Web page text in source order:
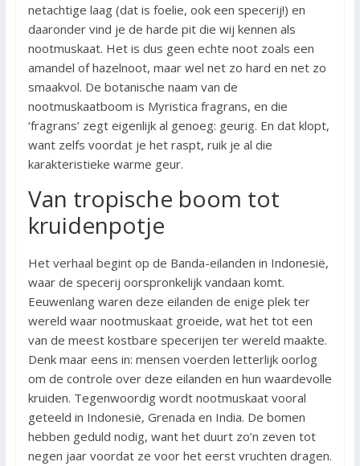
netachtige laag (dat is foelie, ook een specerij!) en
daaronder vind je de harde pit die wij kennen als
nootmuskaat. Het is dus geen echte noot zoals een
amandel of hazelnoot, maar wel net zo hard en net zo
smaakvol. De botanische naam van de
nootmuskaatboom is Myristica fragrans, en die
‘fragrans’ zegt eigenlijk al genoeg: geurig. En dat klopt,
want zelfs voordat je het raspt, ruik je al die
karakteristieke warme geur.
Van tropische boom tot
kruidenpotje
Het verhaal begint op de Banda-eilanden in Indonesië,
waar de specerij oorspronkelijk vandaan komt.
Eeuwenlang waren deze eilanden de enige plek ter
wereld waar nootmuskaat groeide, wat het tot een
van de meest kostbare specerijen ter wereld maakte.
Denk maar eens in: mensen voerden letterlijk oorlog
om de controle over deze eilanden en hun waardevolle
kruiden. Tegenwoordig wordt nootmuskaat vooral
geteeld in Indonesië, Grenada en India. De bomen
hebben geduld nodig, want het duurt zo’n zeven tot
negen jaar voordat ze voor het eerst vruchten dragen.